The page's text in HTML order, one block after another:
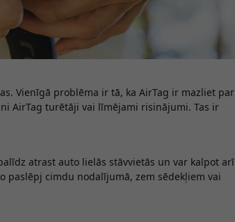
Vienīgā problēma ir tā, ka AirTag ir mazliet par
AirTag turētāji vai līmējami risinājumi. Tas ir
atrast auto lielās stāvvietās un var kalpot arī
paslēpj cimdu nodalījumā, zem sēdekļiem vai